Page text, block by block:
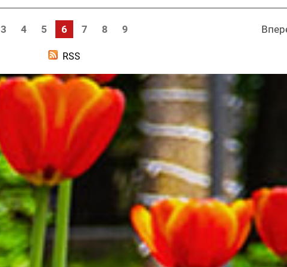
3 4 5 6 7 8 9
RSS